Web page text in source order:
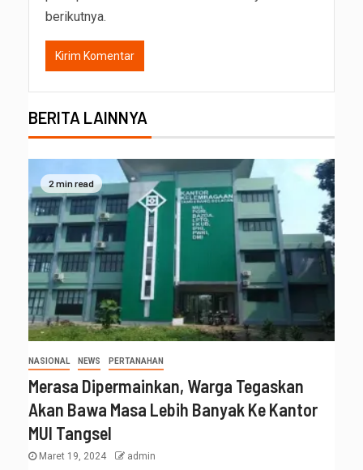
berikutnya.
BERITA LAINNYA
2 min read
NASIONAL NEWS PERTANAHAN
Merasa Dipermainkan, Warga Tegaskan
Akan Bawa Masa Lebih Banyak Ke Kantor
MUI Tangsel
Maret 19, 2024 admin